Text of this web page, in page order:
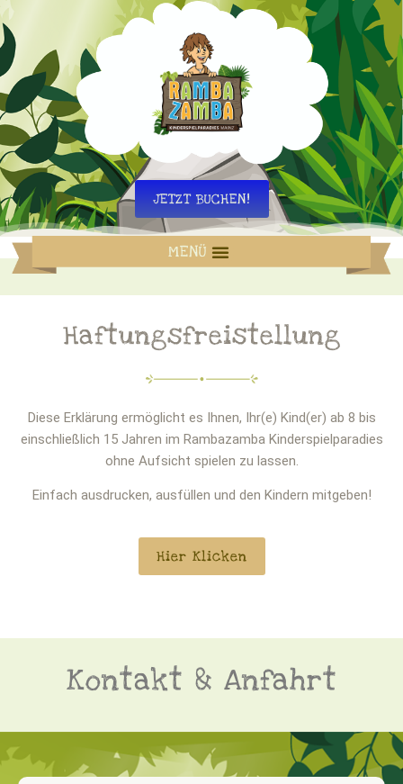
JETZT BUCHEN!
MENÜ
Haftungsfreistellung
Diese Erklärung ermöglicht es Ihnen, Ihr(e) Kind(er) ab 8 bis
einschließlich 15 Jahren im Rambazamba Kinderspielparadies
ohne Aufsicht spielen zu lassen.
Einfach ausdrucken, ausfüllen und den Kindern mitgeben!
Hier Klicken
Kontakt & Anfahrt